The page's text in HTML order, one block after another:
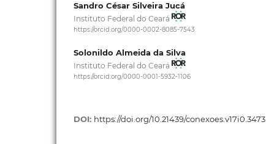
Sandro César Silveira Jucá
Instituto Federal do Ceará
https://orcid.org/0000-0002-8085-7543
Solonildo Almeida da Silva
Instituto Federal do Ceará
https://orcid.org/0000-0001-5932-1106
DOI: https://doi.org/10.21439/conexoes.v17i0.3473